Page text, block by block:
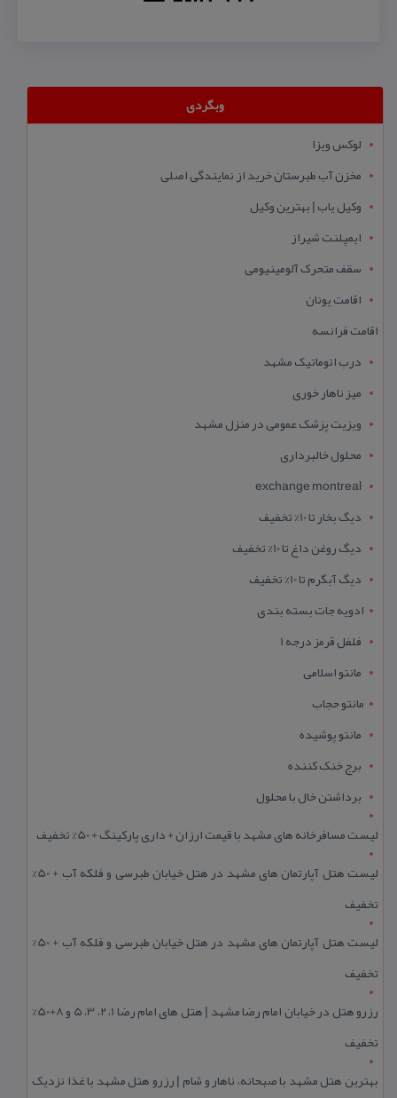
وبگردی
لوکس ویزا
مخزن آب طبرستان خرید از نمایندگی اصلی
وکیل یاب | بهترین وکیل
ایمپلنت شیراز
سقف متحرک آلومینیومی
اقامت یونان
اقامت فرانسه
درب اتوماتیک مشهد
میز ناهار خوری
ویزیت پزشک عمومی در منزل مشهد
محلول خالبرداری
exchange montreal
دیگ بخار تا 10% تخفیف
دیگ روغن داغ تا 10% تخفیف
دیگ آبگرم تا 10% تخفیف
ادویه جات بسته بندی
فلفل قرمز درجه 1
مانتو اسلامی
مانتو حجاب
مانتو پوشیده
برج خنک کننده
برداشتن خال با محلول
لیست مسافرخانه های مشهد با قیمت ارزان + داری پارکینگ + 50% تخفیف
لیست هتل آپارتمان های مشهد در هتل خیابان طبرسی و فلکه آب + 50%
تخفیف
لیست هتل آپارتمان های مشهد در هتل خیابان طبرسی و فلکه آب + 50%
تخفیف
رزرو هتل در خیابان امام رضا مشهد | هتل‌ های امام رضا 1، 2، 3، 5 و 8+50%
تخفیف
بهترین هتل مشهد با صبحانه، ناهار و شام | رزرو هتل مشهد با غذا نزدیک